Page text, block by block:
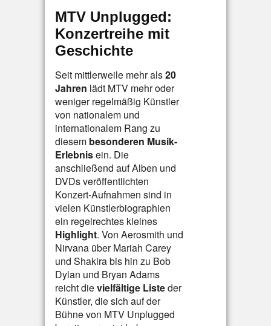
MTV Unplugged:
Konzertreihe mit
Geschichte
Seit mittlerweile mehr als20
Jahren lädt MTV mehr oder
weniger regelmäßig Künstler
von nationalem und
internationalem Rang zu
diesem besonderen Musik-
Erlebnisein. Die
anschließend auf Alben und
DVDs veröffentlichten
Konzert-Aufnahmen sind in
vielen Künstlerbiographien
ein regelrechtes kleines
Highlight. Von Aerosmith und
Nirvana über Mariah Carey
und Shakira bis hin zu Bob
Dylan und Bryan Adams
reicht dievielfältige Listeder
Künstler, die sich auf der
Bühne von MTV Unplugged